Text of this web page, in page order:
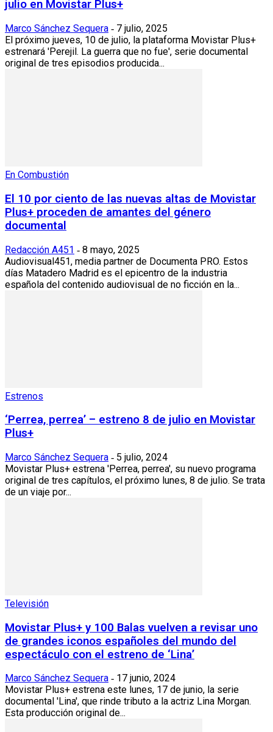
julio en Movistar Plus+
Marco Sánchez Sequera - 7 julio, 2025
El próximo jueves, 10 de julio, la plataforma Movistar Plus+
estrenará 'Perejil. La guerra que no fue', serie documental
original de tres episodios producida...
En Combustión
El 10 por ciento de las nuevas altas de Movistar
Plus+ proceden de amantes del género
documental
Redacción A451 - 8 mayo, 2025
Audiovisual451, media partner de Documenta PRO. Estos
días Matadero Madrid es el epicentro de la industria
española del contenido audiovisual de no ficción en la...
Estrenos
‘Perrea, perrea’ – estreno 8 de julio en Movistar
Plus+
Marco Sánchez Sequera - 5 julio, 2024
Movistar Plus+ estrena 'Perrea, perrea', su nuevo programa
original de tres capítulos, el próximo lunes, 8 de julio. Se trata
de un viaje por...
Televisión
Movistar Plus+ y 100 Balas vuelven a revisar uno
de grandes iconos españoles del mundo del
espectáculo con el estreno de ‘Lina’
Marco Sánchez Sequera - 17 junio, 2024
Movistar Plus+ estrena este lunes, 17 de junio, la serie
documental 'Lina', que rinde tributo a la actriz Lina Morgan.
Esta producción original de...